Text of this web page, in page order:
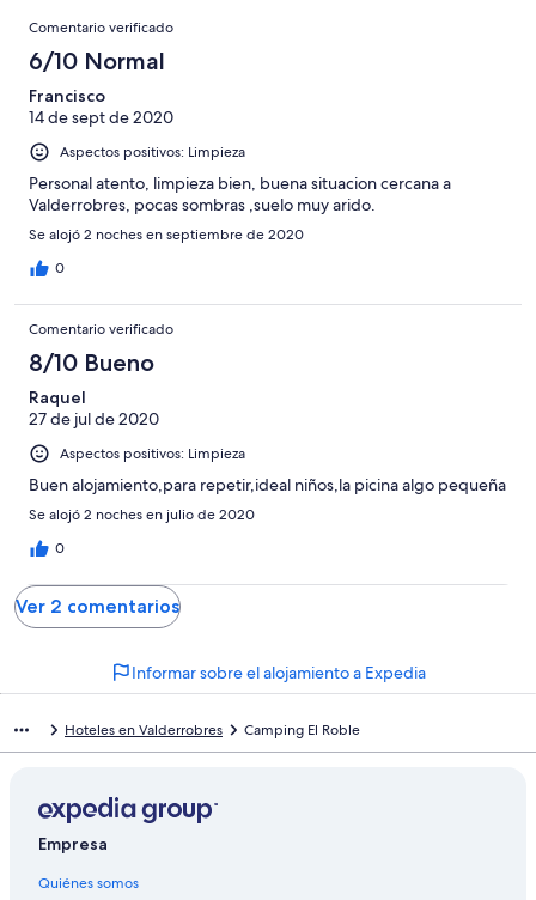
puntuación
Normal
una
puntuación
Mediocre
una
puntuación
de
Horrible
Comentarios
Comentario verificado
6/10 Normal
Francisco
14 de sept de 2020
Aspectos positivos: Limpieza
Personal atento, limpieza bien, buena situacion cercana a
Valderrobres, pocas sombras ,suelo muy arido.
Se alojó 2 noches en septiembre de 2020
0
Comentario verificado
8/10 Bueno
Raquel
27 de jul de 2020
Aspectos positivos: Limpieza
Buen alojamiento,para repetir,ideal niños,la picina algo pequeña
Se alojó 2 noches en julio de 2020
0
Ver 2 comentarios
Informar sobre el alojamiento a Expedia
Hoteles en Valderrobres Camping El Roble
Empresa
Quiénes somos